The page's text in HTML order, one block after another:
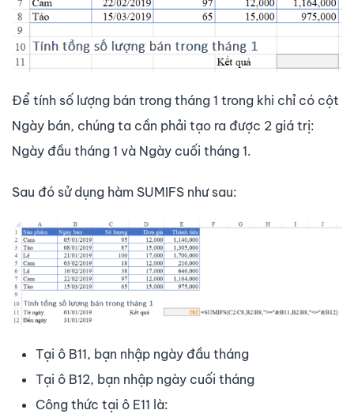
Để tính số lượng bán trong tháng 1 trong khi chỉ có cột
Ngày bán, chúng ta cần phải tạo ra được 2 giá trị:
Ngày đầu tháng 1 và Ngày cuối tháng 1.
Sau đó sử dụng hàm SUMIFS như sau:
Tại ô B11, bạn nhập ngày đầu tháng
Tại ô B12, bạn nhập ngày cuối tháng
Công thức tại ô E11 là: